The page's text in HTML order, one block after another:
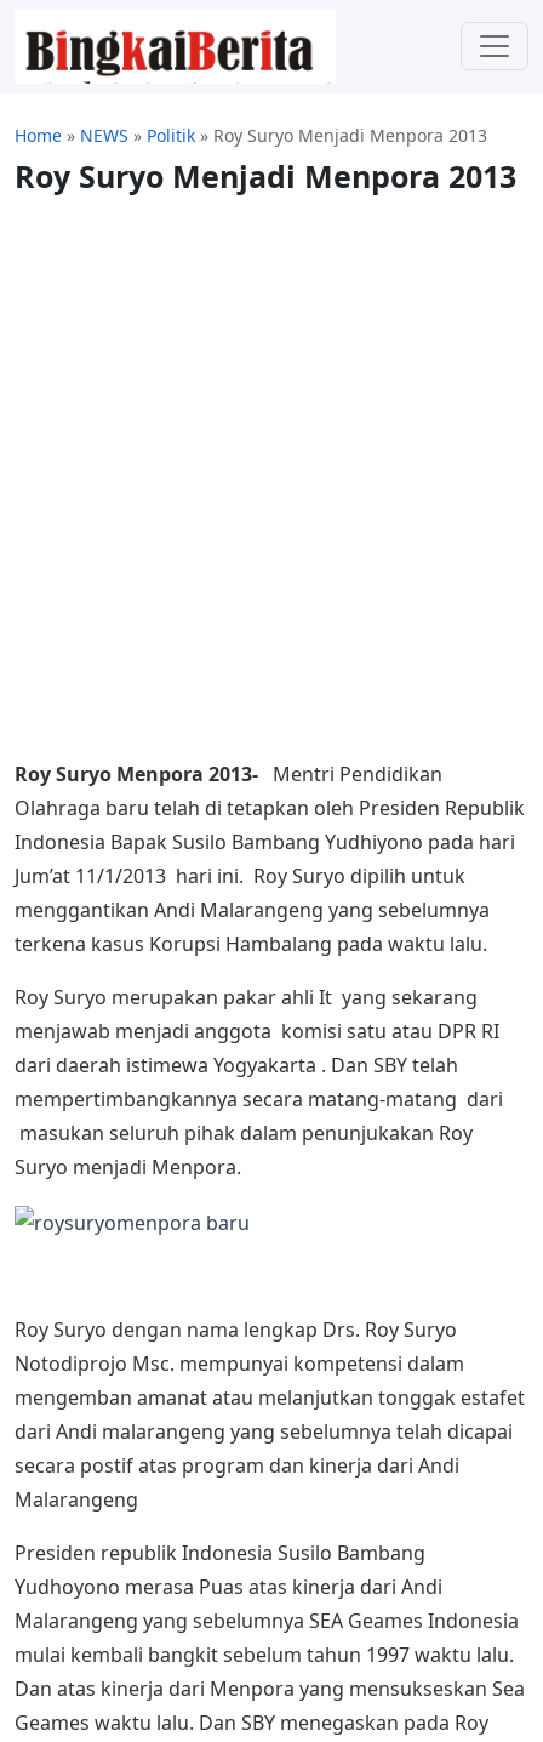
Home » NEWS » Politik » Roy Suryo Menjadi Menpora 2013
Roy Suryo Menjadi Menpora 2013
Roy Suryo Menpora 2013- Mentri Pendidikan
Olahraga baru telah di tetapkan oleh Presiden Republik
Indonesia Bapak Susilo Bambang Yudhiyono pada hari
Jum’at 11/1/2013 hari ini. Roy Suryo dipilih untuk
menggantikan Andi Malarangeng yang sebelumnya
terkena kasus Korupsi Hambalang pada waktu lalu.
Roy Suryo merupakan pakar ahli It yang sekarang
menjawab menjadi anggota komisi satu atau DPR RI
dari daerah istimewa Yogyakarta . Dan SBY telah
mempertimbangkannya secara matang-matang dari
masukan seluruh pihak dalam penunjukakan Roy
Suryo menjadi Menpora.
Roy Suryo dengan nama lengkap Drs. Roy Suryo
Notodiprojo Msc. mempunyai kompetensi dalam
mengemban amanat atau melanjutkan tonggak estafet
dari Andi malarangeng yang sebelumnya telah dicapai
secara postif atas program dan kinerja dari Andi
Malarangeng
Presiden republik Indonesia Susilo Bambang
Yudhoyono merasa Puas atas kinerja dari Andi
Malarangeng yang sebelumnya SEA Geames Indonesia
mulai kembali bangkit sebelum tahun 1997 waktu lalu.
Dan atas kinerja dari Menpora yang mensukseskan Sea
Geames waktu lalu. Dan SBY menegaskan pada Roy